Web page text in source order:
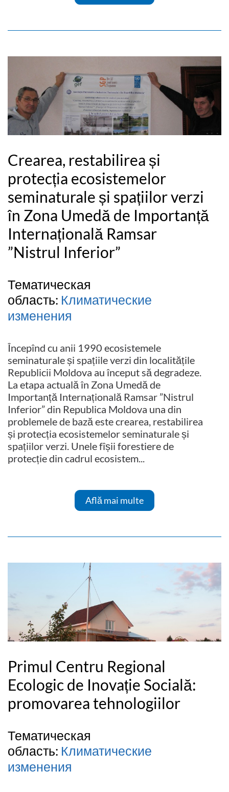
Crearea, restabilirea și
protecția ecosistemelor
seminaturale și spațiilor verzi
în Zona Umedă de Importanță
Internațională Ramsar
”Nistrul Inferior”
Тематическая
область: Климатические
изменения
Începînd cu anii 1990 ecosistemele
seminaturale și spațiile verzi din localitățile
Republicii Moldova au început să degradeze.
La etapa actuală în Zona Umedă de
Importanță Internațională Ramsar ”Nistrul
Inferior” din Republica Moldova una din
problemele de bază este crearea, restabilirea
și protecția ecosistemelor seminaturale și
spațiilor verzi. Unele fîșii forestiere de
protecție din cadrul ecosistem...
Află mai multe
Primul Centru Regional
Ecologic de Inovație Socială:
promovarea tehnologiilor
Тематическая
область: Климатические
изменения